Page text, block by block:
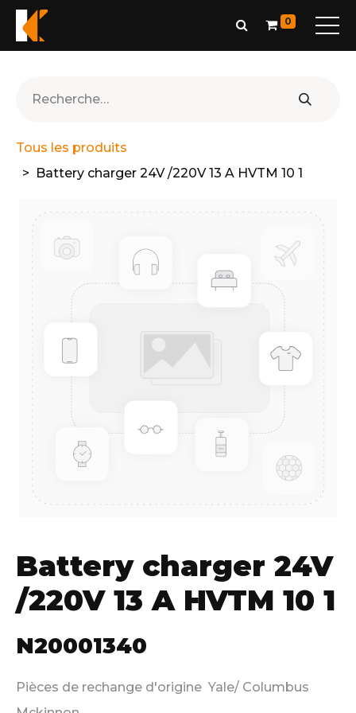
0
Tous les produits
Battery charger 24V /220V 13 A HVTM 10 1
Battery charger 24V
/220V 13 A HVTM 10 1
N20001340
Pièces de rechange d'origine Yale/ Columbus